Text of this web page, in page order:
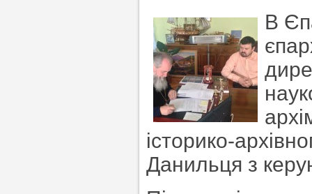
В
історико-
Данильця з